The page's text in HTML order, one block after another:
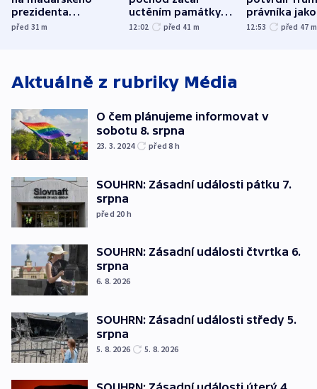
prezidenta
bývalého šéfa
před 31m
uctěním památky
obětí berlínského
12:02 před 41 m
právníka jako
ministra
12:53 před 47 m
Aktuálně z rubriky Média
O čem plánujeme informovat v
sobotu 8. srpna
23. 3. 2024 před 8 h
SOUHRN: Zásadní události pátku 7.
srpna
před 20 h
SOUHRN: Zásadní události čtvrtka 6.
srpna
6. 8. 2026
SOUHRN: Zásadní události středy 5.
srpna
5. 8. 2026 5. 8. 2026